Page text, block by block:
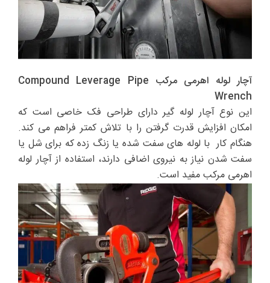
آچار لوله اهرمی مرکب Compound Leverage Pipe
Wrench
این نوع آچار لوله گیر دارای طراحی فک خاصی است که
امکان افزایش قدرت گرفتن را با تلاش کمتر فراهم می کند.
هنگام کار با لوله های سفت شده یا زنگ زده که برای شل یا
سفت شدن نیاز به نیروی اضافی دارند، استفاده از آچار لوله
اهرمی مرکب مفید است.